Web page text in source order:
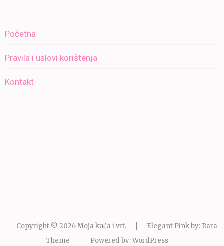
Početna
Pravila i uslovi korištenja
Kontakt
Copyright © 2026Moja kuća i vrt.
Elegant Pink by: Rara
Theme
Powered by:WordPress